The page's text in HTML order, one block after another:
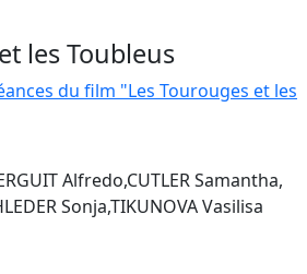
les Toubleus
du film "Les Tourouges et les
Alfredo,CUTLER Samantha,
Sonja,TIKUNOVA Vasilisa